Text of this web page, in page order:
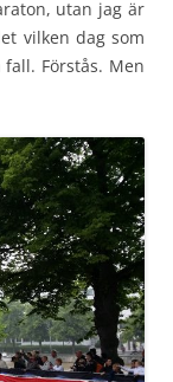
utan jag är
vilken dag som
Förstås. Men